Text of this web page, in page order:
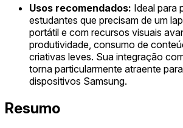
Usos recomendados: Ideal para
estudantes que precisam de um
portátil e com recursos visuais
produtividade, consumo de
criativas leves. Sua integração
torna particularmente atraente
dispositivos Samsung.
Resumo